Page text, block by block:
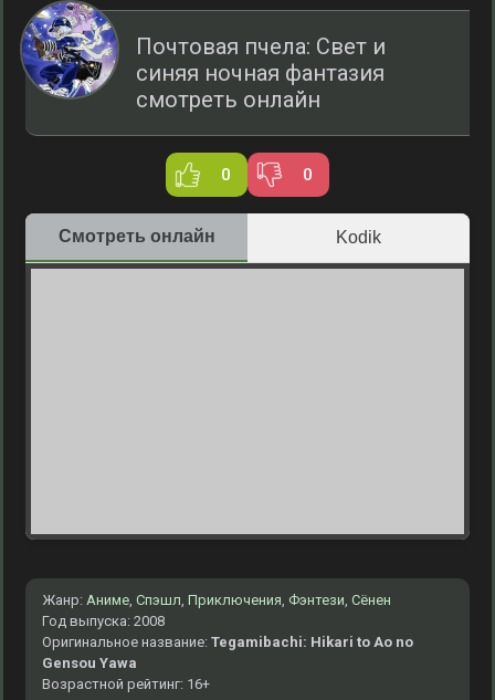
Почтовая пчела: Свет и
синяя ночная фантазия
смотреть онлайн
0 0
Смотреть онлайн Kodik
Жанр: Аниме, Спэшл, Приключения, Фэнтези, Сёнен
Год выпуска: 2008
Оригинальное название: Tegamibachi: Hikari to Ao no
Gensou Yawa
Возрастной рейтинг: 16+